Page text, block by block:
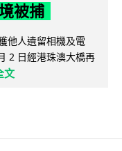
被捕
他人遺留相機及電
2 日經港珠澳大橋再
文